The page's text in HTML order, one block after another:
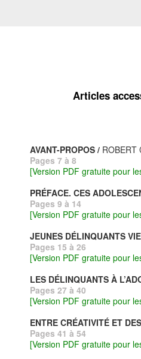
Articles
AVANT-PROPOS / ROBERT
Pages 7 à 8
[Version PDF gratuite pour
PRÉFACE. CES
Pages 9 à 14
[Version PDF gratuite pour
JEUNES DÉLINQUANTS
Pages 15 à 26
[Version PDF gratuite pour
LES DÉLINQUANTS À
Pages 27 à 40
[Version PDF gratuite pour
ENTRE CRÉATIVITÉ ET
Pages 41 à 54
[Version PDF gratuite pour